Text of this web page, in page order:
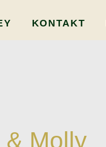
KONTAKT
& Molly